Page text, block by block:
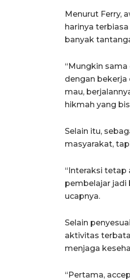
Menurut Ferry,
harinya
banyak
“Mungkin
dengan bekerja
mau,
hikmah yang
Selain itu,
masyarakat,
“Interaksi tetap
pembelajar jadi
ucapnya.
Selain
aktivitas
menjaga
“Pertama,